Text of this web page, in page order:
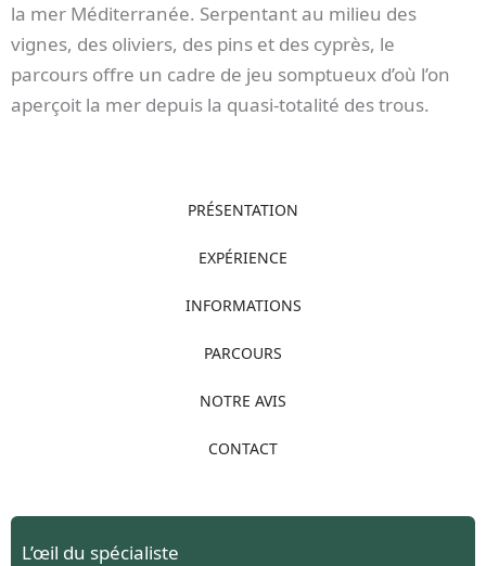
la mer Méditerranée. Serpentant au milieu des
vignes, des oliviers, des pins et des cyprès, le
parcours offre un cadre de jeu somptueux d’où l’on
aperçoit la mer depuis la quasi-totalité des trous.
PRÉSENTATION
EXPÉRIENCE
INFORMATIONS
PARCOURS
NOTRE AVIS
CONTACT
L’œil du spécialiste